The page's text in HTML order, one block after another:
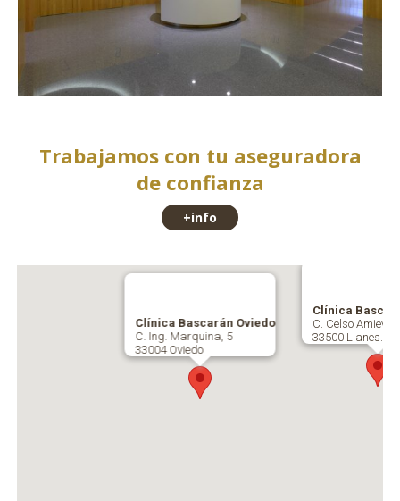
Trabajamos con tu aseguradora
de confianza
+info
Clínica Bascarán Oviedo
C. Ing. Marquina, 5
33004 Oviedo
Clínica
C. Celso Amieva,
33500 Llanes.